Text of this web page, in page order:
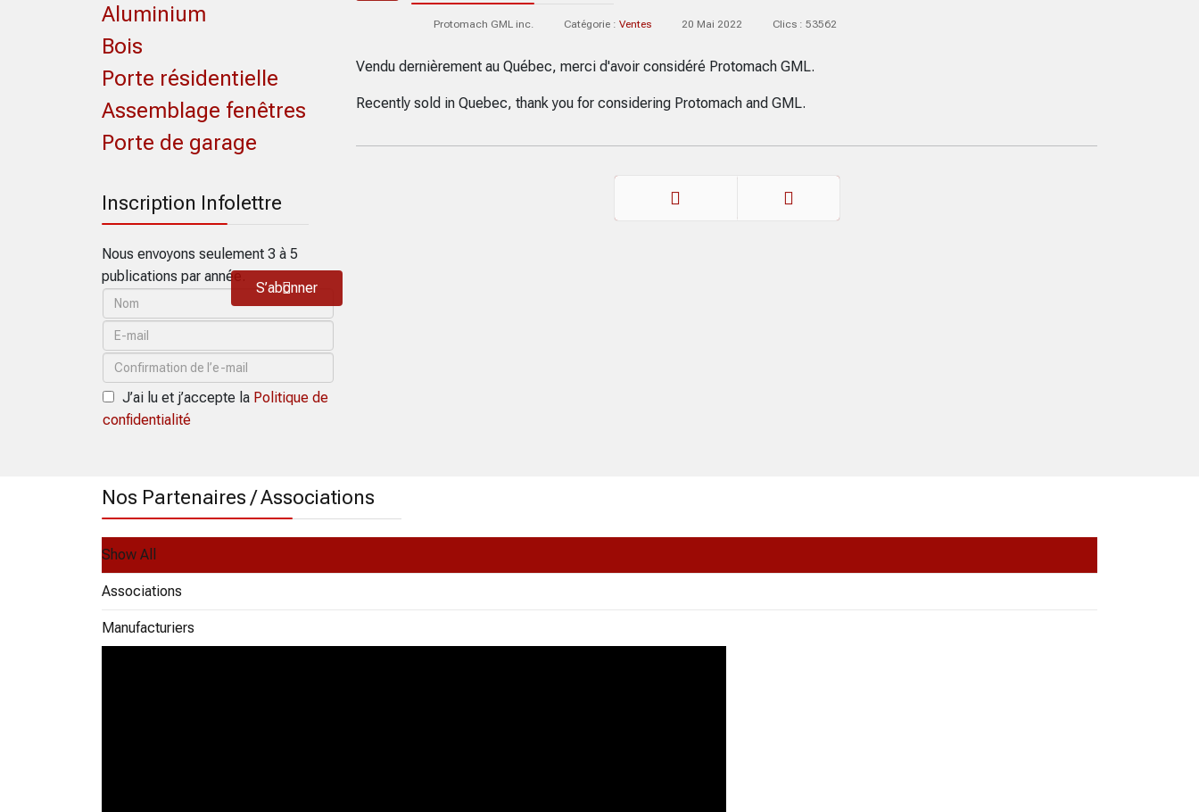
Aluminium
Bois
Porte résidentielle
Assemblage fenêtres
Porte de garage
Inscription Infolettre
Nous envoyons seulement 3 à 5
publications par année.
J’ai lu et j’accepte la Politique de
confidentialité
S’abonner
Protomach GML inc. Catégorie : Ventes 20 Mai 2022 Clics : 53562
Vendu dernièrement au Québec, merci d'avoir considéré Protomach GML.
Recently sold in Quebec, thank you for considering Protomach and GML.
Nos Partenaires / Associations
Show All
Associations
Manufacturiers